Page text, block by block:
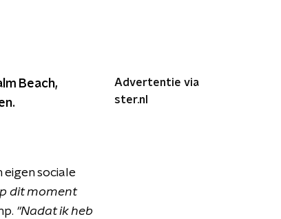
Beach,
sociale
dit moment
"Nadat ik heb
Advertentie via
ster.nl